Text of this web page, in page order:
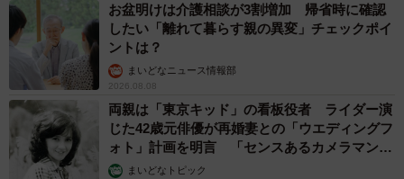
お盆明けは介護相談が3割増加 帰省時に確認
したい「離れて暮らす親の異変」チェックポイ
ントは？
まいどなニュース情報部
2026.08.08
両親は「東京キッド」の看板役者 ライダー演
じた42歳元俳優が再婚妻との「ウエディングフ
ォト」計画を明言 「センスあるカメラマン求
む」まいどなトピック